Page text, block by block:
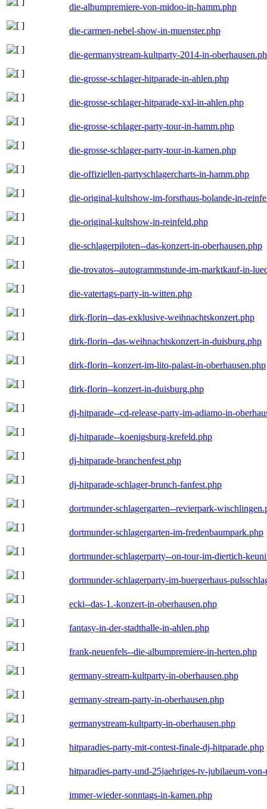
die-albumpremiere-von-midoo-in-hamm.php
die-carmen-nebel-show-in-muenster.php
die-germanystream-kultparty-2014-in-
die-grosse-schlager-hitparade-in-ahlen.php
die-grosse-schlager-hitparade-xxl-in-ahlen.php
die-grosse-schlager-party-tour-in-hamm.php
die-grosse-schlager-party-tour-in-kamen.php
die-offiziellen-partyschlagercharts-in-hamm.php
die-original-kultshow-im-forsthaus-bolande-in-
die-original-kultshow-in-reinfeld.php
die-schlagerpiloten--das-konzert-in-oberhausen.php
die-trovatos--autogrammstunde-im-marktkauf-in-
die-vatertags-party-in-witten.php
dirk-florin--das-exklusive-weihnachtskonzert.php
dirk-florin--das-weihnachtskonzert-in-duisburg.php
dirk-florin--konzert-im-lito-palast-in-oberhausen.php
dirk-florin--konzert-in-duisburg.php
dj-hitparade--cd-release-party-im-adiamo-in-
dj-hitparade--koenigsburg-krefeld.php
dj-hitparade-branchenfest.php
dj-hitparade-schlager-brunch-fanfest.php
dortmunder-schlagergarten--revierpark-
dortmunder-schlagergarten-im-fredenbaumpark.php
dortmunder-schlagerparty--on-tour-im-diertich-
dortmunder-schlagerparty-im-buergerhaus-
ecki--das-1.-konzert-in-oberhausen.php
fantasy-in-der-stadthalle-in-ahlen.php
frank-neuenfels--die-albumpremiere-in-herten.php
germany-stream-kultparty-in-oberhausen.php
germany-stream-party-in-oberhausen.php
germanystream-kultparty-in-oberhausen.php
hitparadies-party-mit-contest-finale-dj-hitparade.php
hitparadies-party-und-25jaehriges-tv-jubilaeum-
immer-wieder-sonntags-in-kamen.php